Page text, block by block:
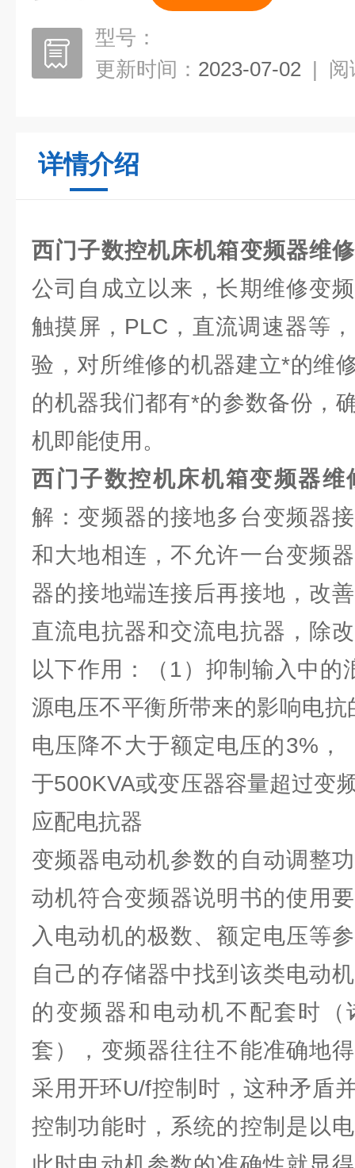
型号：
更新时间： 2023-07-02 | 阅
详情介绍
西门子数控机床机箱变频器维修
公司自成立以来，长期维修变
触摸屏，PLC，直流调速器等
验，对所维修的机器建立*的维
的机器我们都有*的参数备份，
机即能使用。
西门子数控机床机箱变频器维
解：变频器的接地多台变频器
和大地相连，不允许一台变频
器的接地端连接后再接地，改
直流电抗器和交流电抗器，除
以下作用：（1）抑制输入中的
源电压不平衡所带来的影响电
电压降不大于额定电压的3%，
于500KVA或变压器容量超过变
应配电抗器
变频器电动机参数的自动调整
动机符合变频器说明书的使用
入电动机的极数、额定电压等
自己的存储器中找到该类电动
的变频器和电动机不配套时
套），变频器往往不能准确地
采用开环U/f控制时，这种矛盾
控制功能时，系统的控制是以